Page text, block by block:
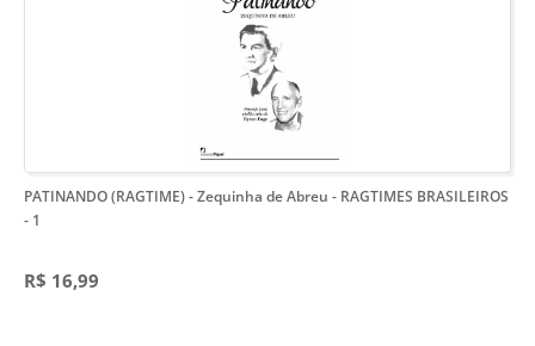
PATINANDO (RAGTIME) - Zequinha de Abreu - RAGTIMES BRASILEIROS
- 1
R$ 16,99